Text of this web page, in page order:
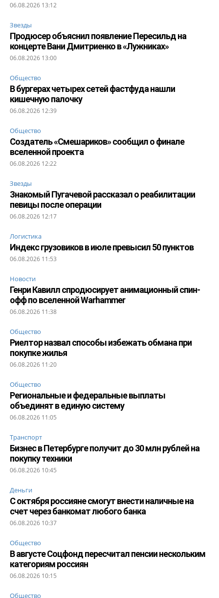
06.08.2026 13:12
Звезды
Продюсер объяснил появление Пересильд на
концерте Вани Дмитриенко в «Лужниках»
06.08.2026 13:00
Общество
В бургерах четырех сетей фастфуда нашли
кишечную палочку
06.08.2026 12:39
Общество
Создатель «Смешариков» сообщил о финале
вселенной проекта
06.08.2026 12:22
Звезды
Знакомый Пугачевой рассказал о реабилитации
певицы после операции
06.08.2026 12:17
Логистика
Индекс грузовиков в июле превысил 50 пунктов
06.08.2026 11:53
Новости
Генри Кавилл спродюсирует анимационный спин-
офф по вселенной Warhammer
06.08.2026 11:38
Общество
Риелтор назвал способы избежать обмана при
покупке жилья
06.08.2026 11:20
Общество
Региональные и федеральные выплаты
объединят в единую систему
06.08.2026 11:05
Транспорт
Бизнес в Петербурге получит до 30 млн рублей на
покупку техники
06.08.2026 10:45
Деньги
С октября россияне смогут внести наличные на
счет через банкомат любого банка
06.08.2026 10:37
Общество
В августе Соцфонд пересчитал пенсии нескольким
категориям россиян
06.08.2026 10:15
Общество